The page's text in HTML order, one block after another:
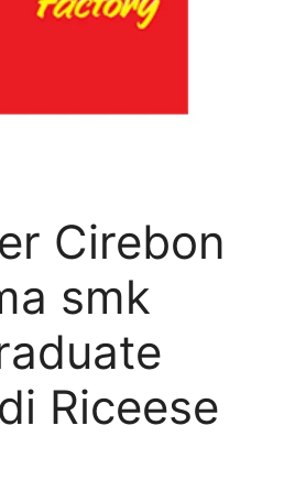
Cirebon
smk
Riceese